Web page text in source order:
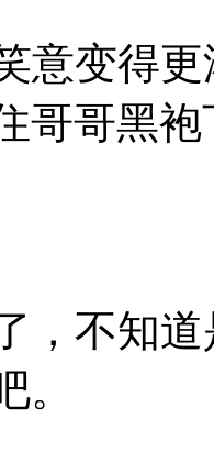
意变得更
哥哥黑
，不知道
。